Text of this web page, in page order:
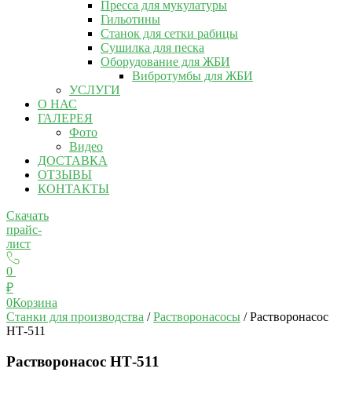
Пресса для мукулатуры
Гильотины
Станок для сетки рабицы
Сушилка для песка
Оборудование для ЖБИ
Вибротумбы для ЖБИ
УСЛУГИ
О НАС
ГАЛЕРЕЯ
Фото
Видео
ДОСТАВКА
ОТЗЫВЫ
КОНТАКТЫ
Скачать
прайс-
лист
0
₽
0Корзина
Станки для производства /Растворонасосы / Растворонасос
НТ-511
Растворонасос НТ-511